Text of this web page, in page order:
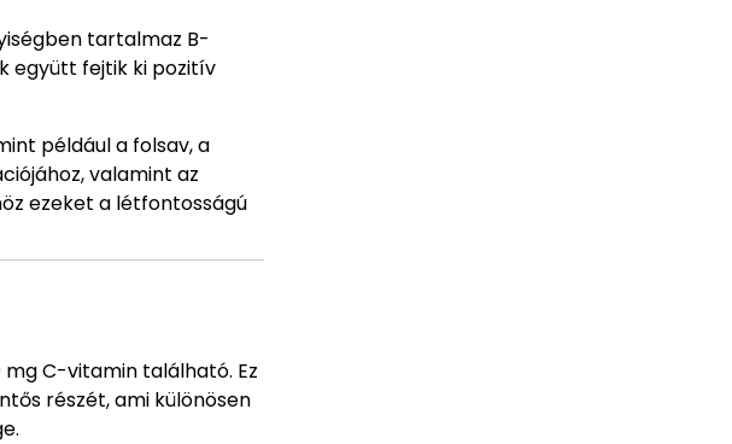
tartalmaz B-
együtt fejtik ki pozitív
például a folsav, a
valamint az
ezeket a létfontosságú
C-vitamin található. Ez
részét, ami különösen